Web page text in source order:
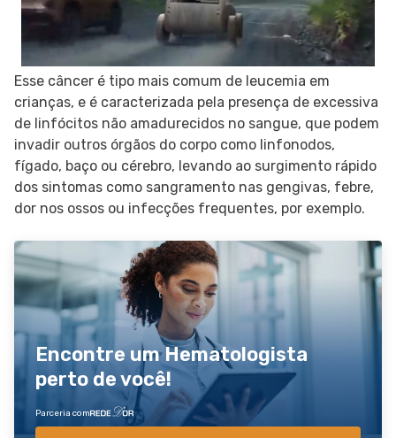
Esse câncer é tipo mais comum de leucemia em
crianças, e é caracterizada pela presença de excessiva
de linfócitos não amadurecidos no sangue, que podem
invadir outros órgãos do corpo como linfonodos,
fígado, baço ou cérebro, levando ao surgimento rápido
dos sintomas como sangramento nas gengivas, febre,
dor nos ossos ou infecções frequentes, por exemplo.
Encontre um Hematologista
perto de você!
Parceria com